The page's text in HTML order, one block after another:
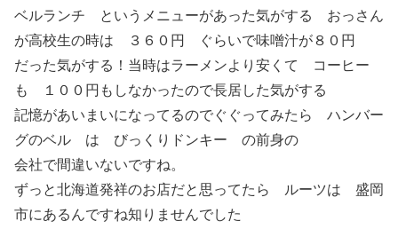
ベルランチ というメニューがあった気がする おっさん
が高校生の時は ３６０円 ぐらいで味噌汁が８０円
だった気がする！当時はラーメンより安くて コーヒー
も １００円もしなかったので長居した気がする
記憶があいまいになってるのでぐぐってみたら ハンバー
グのベル は びっくりドンキー の前身の
会社で間違いないですね。
ずっと北海道発祥のお店だと思ってたら ルーツは 盛岡
市にあるんですね知りませんでした